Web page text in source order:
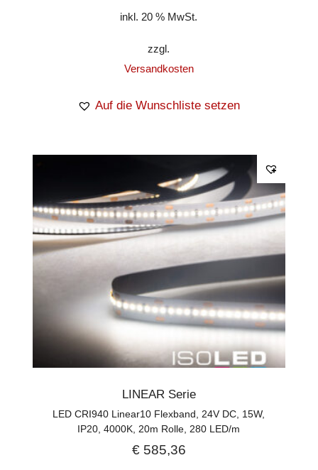
inkl. 20 % MwSt.
zzgl.
Versandkosten
Auf die Wunschliste setzen
LINEAR Serie
LED CRI940 Linear10 Flexband, 24V DC, 15W,
IP20, 4000K, 20m Rolle, 280 LED/m
€585,36